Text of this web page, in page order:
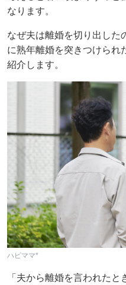
なります。
なぜ夫は離婚を切り出した
に熟年離婚を突きつけられ
紹介します。
ハピママ*
「夫から離婚を言われた